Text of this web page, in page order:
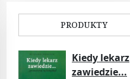
PRODUKTY
Kiedy lekarz
zawiedzie...